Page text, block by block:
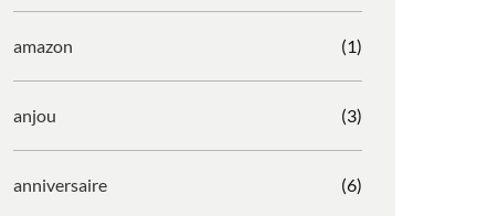
amazon (1)
anjou (3)
anniversaire (6)